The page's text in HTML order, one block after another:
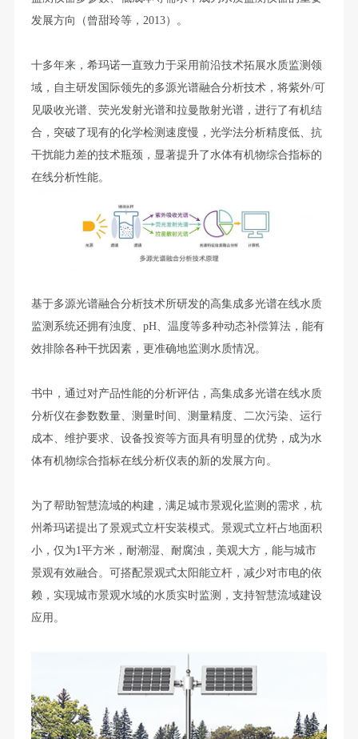
发展方向（曾甜玲等，2013）。
十多年来，希玛诺一直致力于采用前沿技术拓展水质监测领
域，自主研发国际领先的多源光谱融合分析技术，将紫外/可
见吸收光谱、荧光发射光谱和拉曼散射光谱，进行了有机结
合，突破了现有的化学检测速度慢，光学法分析精度低、抗
干扰能力差的技术瓶颈，显著提升了水体有机物综合指标的
在线分析性能。
基于多源光谱融合分析技术所研发的高集成多光谱在线水质
监测系统还拥有浊度、pH、温度等多种动态补偿算法，能有
效排除各种干扰因素，更准确地监测水质情况。
书中，通过对产品性能的分析评估，高集成多光谱在线水质
分析仪在参数数量、测量时间、测量精度、二次污染、运行
成本、维护要求、设备投资等方面具有明显的优势，成为水
体有机物综合指标在线分析仪表的新的发展方向。
为了帮助智慧流域的构建，满足城市景观化监测的需求，杭
州希玛诺提出了景观式立杆安装模式。景观式立杆占地面积
小，仅为1平方米，耐潮湿、耐腐浊，美观大方，能与城市
景观有效融合。可搭配景观式太阳能立杆，减少对市电的依
赖，实现城市景观水域的水质实时监测，支持智慧流域建设
应用。